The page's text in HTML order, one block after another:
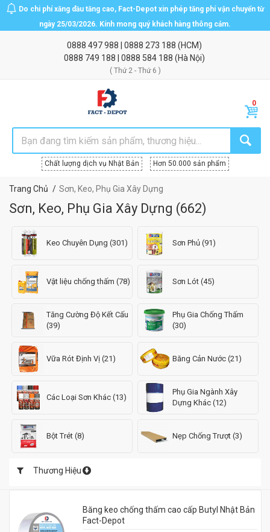
Do chi phí xăng dầu tăng cao, Fact-Depot xin phép tăng phí vận chuyển từ
ngày 25/03/2026. Kính mong quý khách hàng thông cảm.
0888 497 988 0888 273 188 (HCM)
0888 749 188
0888 584 188 (Hà Nội)
( Thứ 2 - Thứ 6 )
Chất lượng dịch vụ Nhật Bản Hơn 50.000 sản phẩm
Trang Chủ Sơn, Keo, Phụ Gia Xây Dựng
Sơn, Keo, Phụ Gia Xây Dựng (662)
Keo Chuyên Dụng (301) Sơn Phủ (91)
Vật liệu chống thấm (78) Sơn Lót (45)
Tăng Cường Độ Kết Cấu
(39)
Phụ Gia Chống Thấm
(30)
Vữa Rót Định Vị (21) Băng Cản Nước (21)
Các Loại Sơn Khác (13)
Phụ Gia Ngành Xây
Dựng Khác (12)
Bột Trét (8) Nẹp Chống Trượt (3)
Thương Hiệu
Băng keo chống thấm cao cấp Butyl Nhật Bản
Fact-Depot